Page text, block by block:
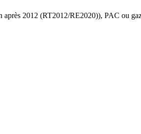
après 2012 (RT2012/RE2020)), PAC ou